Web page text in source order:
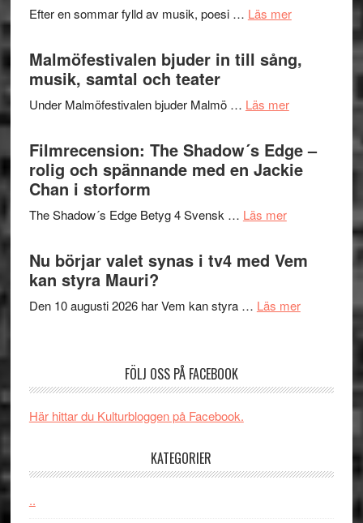
terräng
Efter en sommar fylld av musik, poesi … Läs merom
Hannes
Pöntinen
avslutar
Malmöfestivalen bjuder in till sång,
musik, samtal och teater
Under Malmöfestivalen bjuder Malmö … Läs merom
in
till
och
Filmrecension: The Shadow´s Edge –
rolig och spännande med en Jackie
Chan i storform
The Shadow´s Edge Betyg 4 Svensk … Läs merom
Filmrecension:
Shadow
Edge
spännande
Nu börjar valet synas i tv4 med Vem
kan styra Mauri?
Den 10 augusti 2026 har Vem kan styra … Läs merom
kan
FÖLJ OSS PÅ FACEBOOK
Här hittar du Kulturbloggen på Facebook.
KATEGORIER
..